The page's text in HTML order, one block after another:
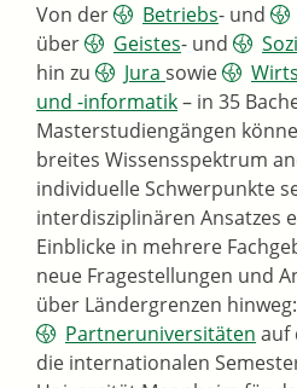
Von der Betriebs- und
über
Geistes- und
hin zu
Jura sowie
und -informatik– in 35
Masterstudiengängen
breites Wissensspektrum
individuelle Schwerpunkte
interdisziplinären Ansatzes
Einblicke in mehrere
neue Fragestellungen und
über Ländergrenzen
Partneruniversitäten auf
die internationalen